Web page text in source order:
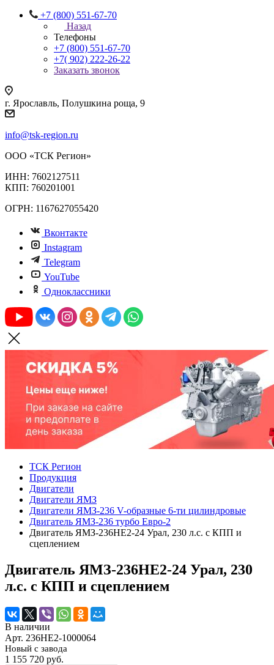
+7 (800) 551-67-70
Назад
Телефоны
+7 (800) 551-67-70
+7( 902) 222-26-22
Заказать звонок
г. Ярославль, Полушкина роща, 9
info@tsk-region.ru
ООО «ТСК Регион»
ИНН: 7602127511
КПП: 760201001
ОГРН: 1167627055420
Вконтакте
Instagram
Telegram
YouTube
Одноклассники
ТСК Регион
Продукция
Двигатели
Двигатели ЯМЗ
Двигатели ЯМЗ-236 V-образные 6-ти цилиндровые
Двигатель ЯМЗ-236 турбо Евро-2
Двигатель ЯМЗ-236НЕ2-24 Урал, 230 л.с. с КПП и
сцеплением
Двигатель ЯМЗ-236НЕ2-24 Урал, 230
л.с. с КПП и сцеплением
В наличии
Арт. 236НЕ2-1000064
Новый с завода
1 155 720 руб.